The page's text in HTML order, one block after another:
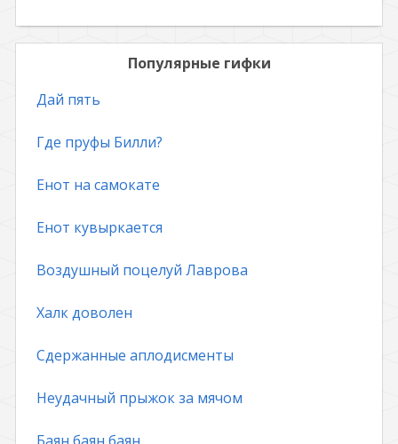
Популярные гифки
Дай пять
Где пруфы Билли?
Енот на самокате
Енот кувыркается
Воздушный поцелуй Лаврова
Халк доволен
Сдержанные аплодисменты
Неудачный прыжок за мячом